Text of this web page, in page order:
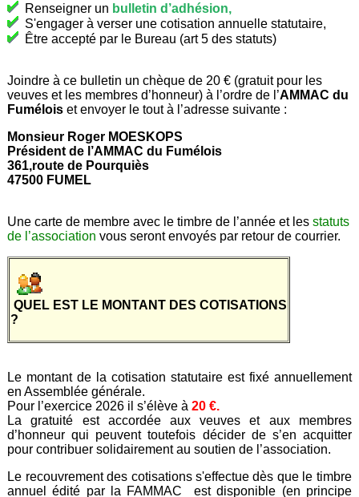
Renseigner un bulletin d’adhésion,
S'engager à verser une cotisation annuelle statutaire,
Être accepté par le Bureau (art 5 des statuts)
Joindre à ce bulletin un chèque de 20 € (gratuit pour les
veuves et les membres d’honneur) à l’ordre de l’AMMAC du
Fumélois et envoyer le tout à l’adresse suivante :
Monsieur Roger MOESKOPS
Président de l’AMMAC du Fumélois
361,route de Pourquiès
47500 FUMEL
Une carte de membre avec le timbre de l’année et lesstatuts
de l’association vous seront envoyés par retour de courrier.
QUEL EST LE MONTANT DES COTISATIONS
?
Le montant de la cotisation statutaire est fixé annuellement
en Assemblée générale.
Pour l’exercice 2026 il s’élève à20 €.
La gratuité est accordée aux veuves et aux membres
d’honneur qui peuvent toutefois décider de s’en acquitter
pour contribuer solidairement au soutien de l’association.
Le recouvrement des cotisations s'effectue dès que le timbre
annuel édité par la FAMMAC est disponible (en principe